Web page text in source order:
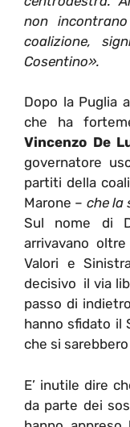
non
coalizione,
Cosentino».
Dopo la Puglia
che ha
Vincenzo De
governatore
partiti della
Marone – che la
Sul nome di
arrivavano
Valori e
decisivo il via
passo di
hanno sfidato il
che si
E’ inutile dire
da parte dei